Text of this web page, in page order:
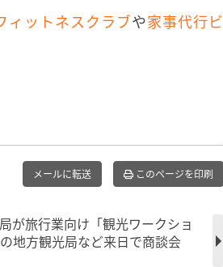
ィットネスクラブや家事代行ビ
メールに転送 このページを印刷
が旅行業向け「観光ワークショ
地方観光局など来日で商談会